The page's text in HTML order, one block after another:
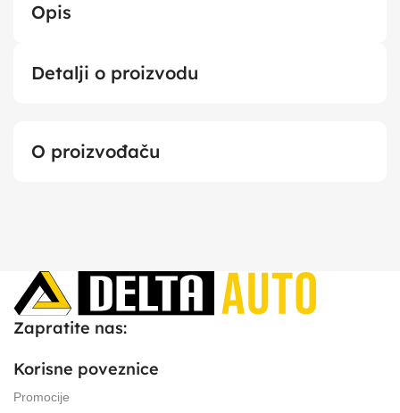
Opis
Detalji o proizvodu
O proizvođaču
Zapratite nas:
Korisne poveznice
Promocije